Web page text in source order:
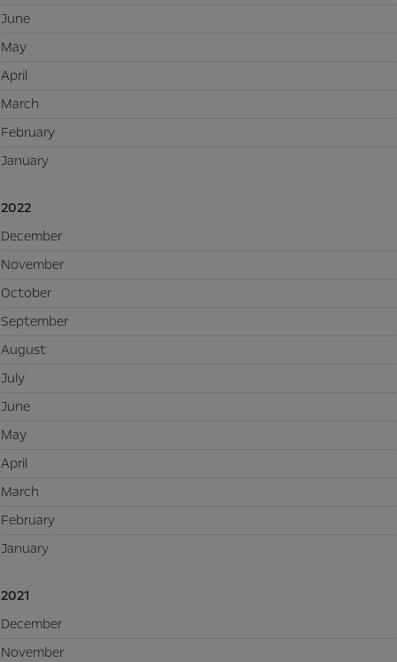
June
May
April
March
February
January
2022
December
November
October
September
August
July
June
May
April
March
February
January
2021
December
November